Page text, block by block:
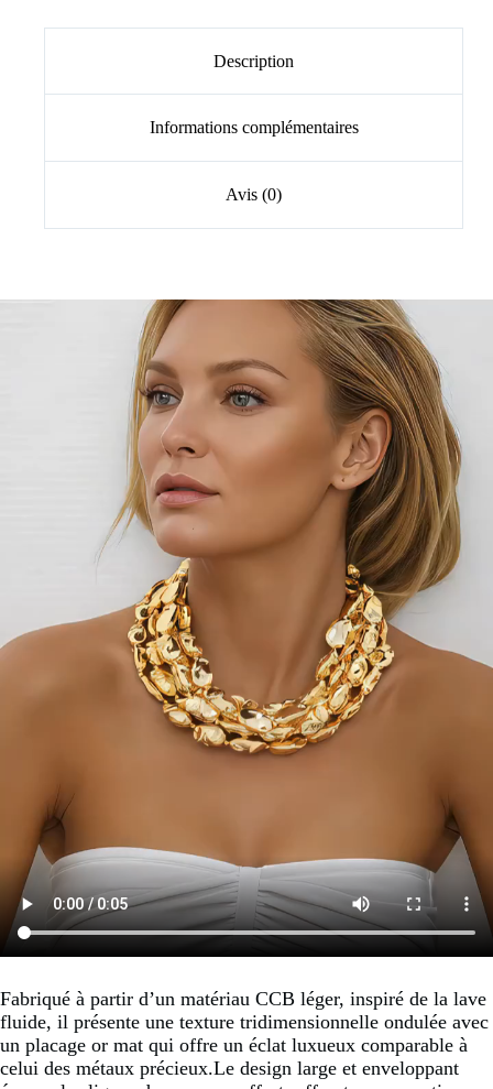
Description
Informations complémentaires
Avis (0)
Fabriqué à partir d’un matériau CCB léger, inspiré de la lave
fluide, il présente une texture tridimensionnelle ondulée avec
un placage or mat qui offre un éclat luxueux comparable à
celui des métaux précieux.Le design large et enveloppant